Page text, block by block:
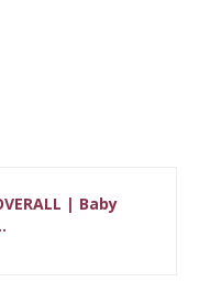
| Baby